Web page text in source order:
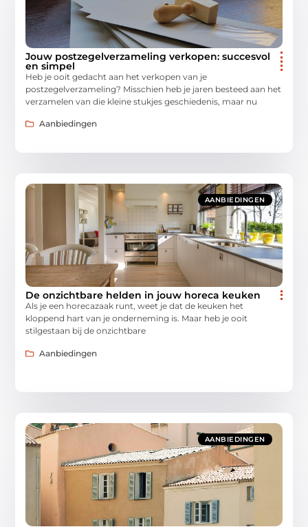
Jouw postzegelverzameling verkopen: succesvol
en simpel
Heb je ooit gedacht aan het verkopen van je
postzegelverzameling? Misschien heb je jaren besteed aan het
verzamelen van die kleine stukjes geschiedenis, maar nu
Aanbiedingen
AANBIEDINGEN
De onzichtbare helden in jouw horeca keuken
Als je een horecazaak runt, weet je dat de keuken het
kloppend hart van je onderneming is. Maar heb je ooit
stilgestaan bij de onzichtbare
Aanbiedingen
AANBIEDINGEN